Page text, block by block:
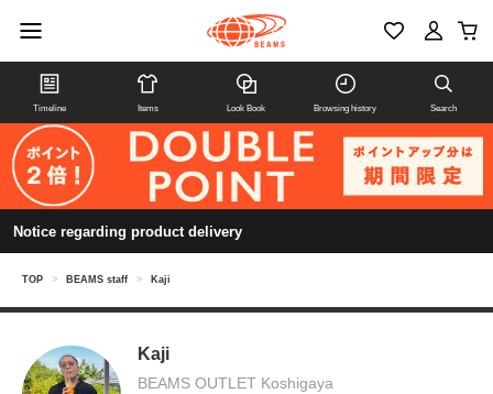
Timeline Items Look Book Browsing history Search
Notice regarding product delivery
TOP > BEAMS staff > Kaji
Kaji
BEAMS OUTLET Koshigaya